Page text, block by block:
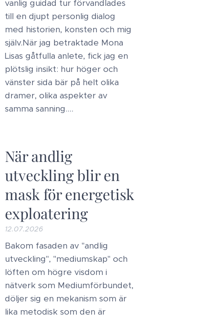
vanlig guidad tur förvandlades
till en djupt personlig dialog
med historien, konsten och mig
själv.​När jag betraktade Mona
Lisas gåtfulla anlete, fick jag en
plötslig insikt: hur höger och
vänster sida bär på helt olika
dramer, olika aspekter av
samma sanning....
När andlig
utveckling blir en
mask för energetisk
exploatering
12.07.2026
​Bakom fasaden av "andlig
utveckling", "mediumskap" och
löften om högre visdom i
nätverk som Mediumförbundet,
döljer sig en mekanism som är
lika metodisk som den är